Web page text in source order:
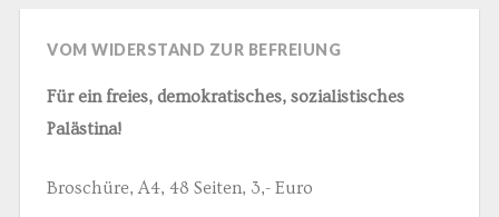
VOM WIDERSTAND ZUR BEFREIUNG
Für ein freies, demokratisches, sozialistisches
Palästina!
Broschüre, A4, 48 Seiten, 3,- Euro